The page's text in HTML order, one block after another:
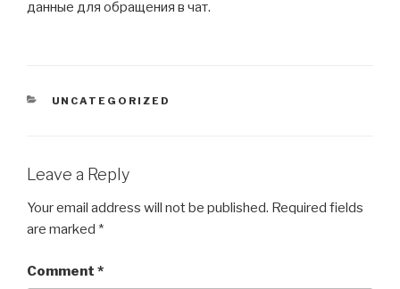
данные для обращения в чат.
CATEGORIES
UNCATEGORIZED
Leave a Reply
Your email address will not be published. Required fields
are marked *
Comment *